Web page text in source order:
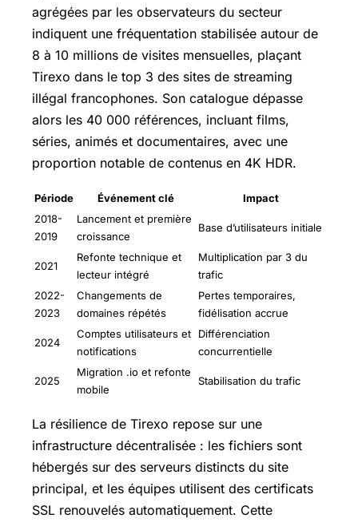
agrégées par les observateurs du secteur
indiquent une fréquentation stabilisée autour de
8 à 10 millions de visites mensuelles, plaçant
Tirexo dans le top 3 des sites de streaming
illégal francophones. Son catalogue dépasse
alors les 40 000 références, incluant films,
séries, animés et documentaires, avec une
proportion notable de contenus en 4K HDR.
Période Événement clé
Impact
2018-
2019
Lancement et première
croissance
Base d’utilisateurs initiale
2021
Refonte technique et
lecteur intégré
Multiplication par 3 du
trafic
2022-
2023
Changements de
domaines répétés
Pertes temporaires,
fidélisation accrue
2024
Comptes utilisateurs et
notifications
Différenciation
concurrentielle
2025
Migration .io et refonte
mobile
Stabilisation du trafic
La résilience de Tirexo repose sur une
infrastructure décentralisée : les fichiers sont
hébergés sur des serveurs distincts du site
principal, et les équipes utilisent des certificats
SSL renouvelés automatiquement. Cette